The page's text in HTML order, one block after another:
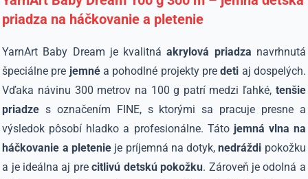
priadza na háčkovanie a pletenie
YarnArt Baby Dream je kvalitnáakrylová priadza navrhnutá
špeciálne pre jemnéa pohodlné projekty predeti aj dospelých.
Vďaka návinu 300 metrov na 100 g patrí medzi ľahké, tenšie
priadze s označením FINE, s ktorými sa pracuje presne a
výsledok pôsobí hladko a profesionálne. Táto jemná vlna na
háčkovanie a pletenieje príjemná na dotyk,nedráždi pokožku
a je ideálna aj precitlivú detskú pokožku. Zároveň je odolná a